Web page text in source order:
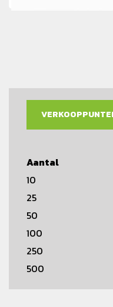
Aantal
10
25
50
100
250
500